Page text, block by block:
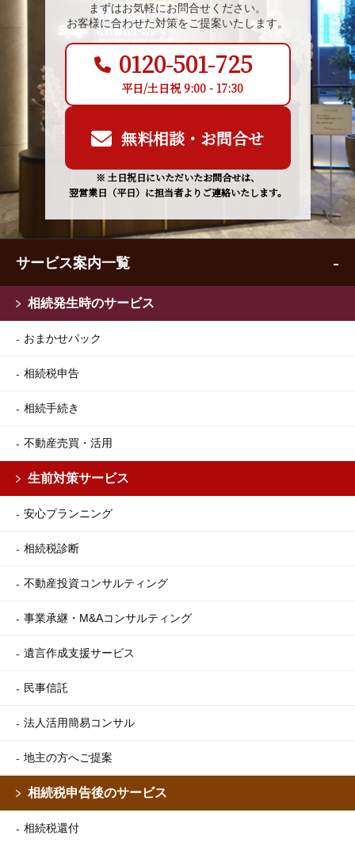
まずはお気軽にお問合せください。
お客様に合わせた対策をご提案いたします。
0120-501-725
平日/土日祝 9:00 - 17:30
無料相談・お問合せ
※ 土日祝日にいただいたお問合せは、
翌営業日（平日）に担当者よりご連絡いたします。
サービス案内一覧
相続発生時のサービス
おまかせパック
相続税申告
相続手続き
不動産売買・活用
生前対策サービス
安心プランニング
相続税診断
不動産投資コンサルティング
事業承継・M&Aコンサルティング
遺言作成支援サービス
民事信託
法人活用簡易コンサル
地主の方へご提案
相続税申告後のサービス
相続税還付